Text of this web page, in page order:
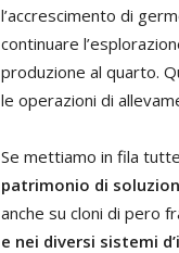
l’accrescimento di
continuare
produzione al quarto.
le operazioni di
Se mettiamo in fila
patrimonio di
anche su cloni di pero
e nei diversi sistemi